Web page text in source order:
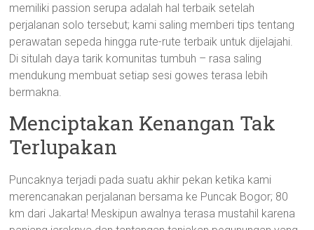
memiliki passion serupa adalah hal terbaik setelah
perjalanan solo tersebut; kami saling memberi tips tentang
perawatan sepeda hingga rute-rute terbaik untuk dijelajahi.
Di situlah daya tarik komunitas tumbuh – rasa saling
mendukung membuat setiap sesi gowes terasa lebih
bermakna.
Menciptakan Kenangan Tak
Terlupakan
Puncaknya terjadi pada suatu akhir pekan ketika kami
merencanakan perjalanan bersama ke Puncak Bogor; 80
km dari Jakarta! Meskipun awalnya terasa mustahil karena